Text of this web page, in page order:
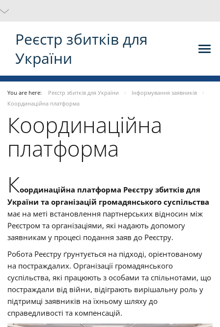
Реєстр збитків для
України
You are here: Реєстр збитків для України
Інформування заявників
Координаційна платформа
Координаційна
платформа
Координаційна платформа Реєстру збитків для
України та організацій громадянського суспільства
має на меті встановлення партнерських відносин між
Реєстром та організаціями, які надають допомогу
заявникам у процесі подання заяв до Реєстру.
Робота Реєстру ґрунтується на підході, орієнтованому
на постраждалих. Організації громадянського
суспільства, які працюють з особами та спільнотами, що
постраждали від війни, відіграють вирішальну роль у
підтримці заявників на їхньому шляху до
справедливості та компенсацій.